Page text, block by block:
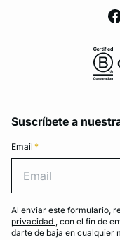
Suscríbete a
Email *
Al enviar este formulario,
privacidad , con el fin de
darte de baja en cualquier